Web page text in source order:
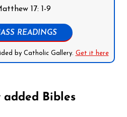
17: 1-9
READINGS
by Catholic Gallery. Get it here
added Bibles